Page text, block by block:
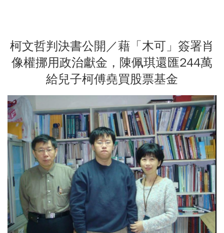
柯文哲判決書公開／藉「木可」簽署肖
像權挪用政治獻金，陳佩琪還匯244萬
給兒子柯傅堯買股票基金